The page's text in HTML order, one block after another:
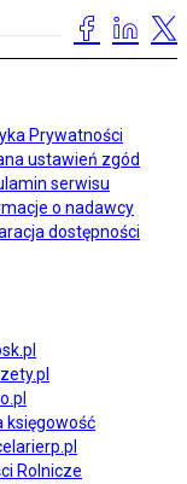
Prywatności
ustawień zgód
serwisu
o nadawcy
dostępności
księgowość
Rolnicze